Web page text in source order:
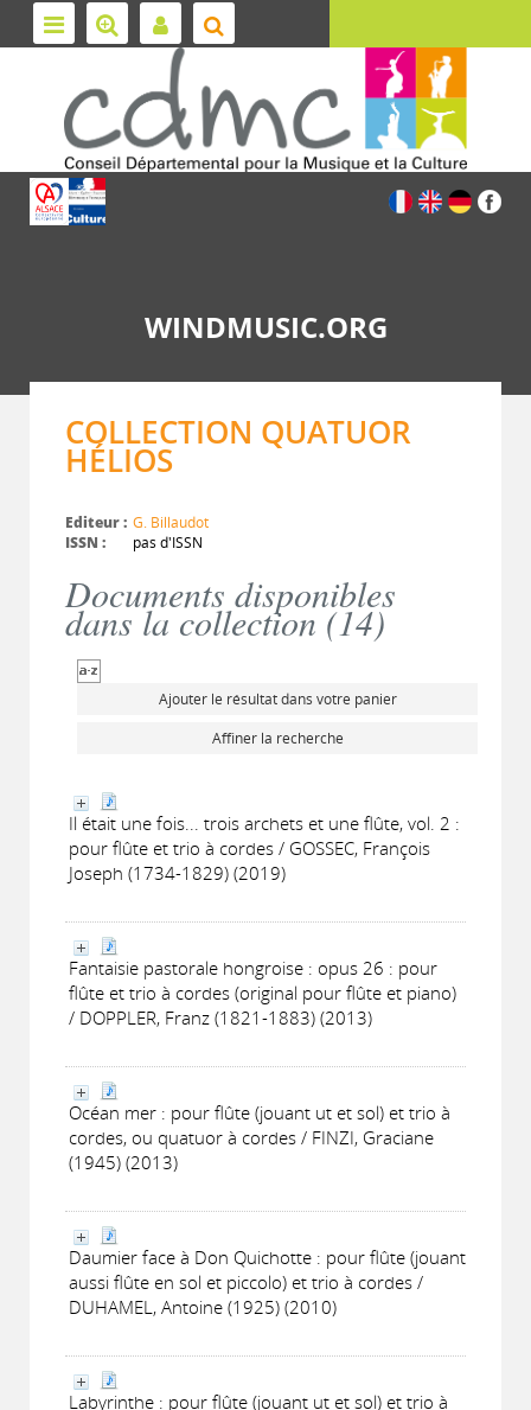
WINDMUSIC.ORG
COLLECTION QUATUOR
HÉLIOS
Editeur : G. Billaudot
ISSN :
pas d'ISSN
Documents disponibles
dans la collection (14)
Ajouter le résultat dans votre panier
Affiner la recherche
Il était une fois... trois archets et une flûte, vol. 2 :
pour flûte et trio à cordes / GOSSEC, François
Joseph (1734-1829) (2019)
Fantaisie pastorale hongroise : opus 26 : pour
flûte et trio à cordes (original pour flûte et piano)
/ DOPPLER, Franz (1821-1883) (2013)
Océan mer : pour flûte (jouant ut et sol) et trio à
cordes, ou quatuor à cordes / FINZI, Graciane
(1945) (2013)
Daumier face à Don Quichotte : pour flûte (jouant
aussi flûte en sol et piccolo) et trio à cordes /
DUHAMEL, Antoine (1925) (2010)
Labyrinthe : pour flûte (jouant ut et sol) et trio à